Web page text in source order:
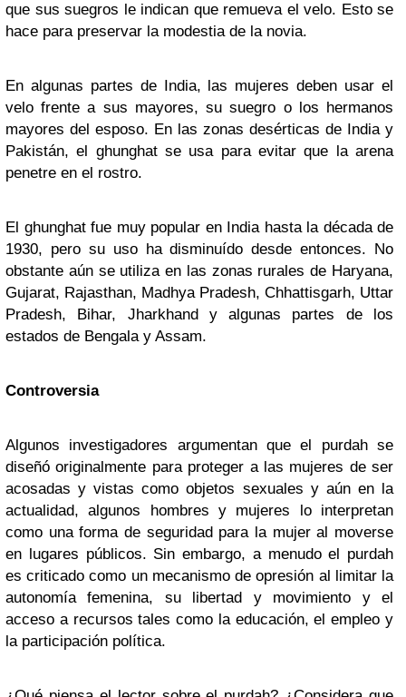
que sus suegros le indican que remueva el velo. Esto se
hace para preservar la modestia de la novia.
En algunas partes de India, las mujeres deben usar el
velo frente a sus mayores, su suegro o los hermanos
mayores del esposo. En las zonas desérticas de India y
Pakistán, el ghunghat se usa para evitar que la arena
penetre en el rostro.
El ghunghat fue muy popular en India hasta la década de
1930, pero su uso ha disminuído desde entonces. No
obstante aún se utiliza en las zonas rurales de Haryana,
Gujarat, Rajasthan, Madhya Pradesh, Chhattisgarh, Uttar
Pradesh, Bihar, Jharkhand y algunas partes de los
estados de Bengala y Assam.
Controversia
Algunos investigadores argumentan que el purdah se
diseñó originalmente para proteger a las mujeres de ser
acosadas y vistas como objetos sexuales y aún en la
actualidad, algunos hombres y mujeres lo interpretan
como una forma de seguridad para la mujer al moverse
en lugares públicos. Sin embargo, a menudo el purdah
es criticado como un mecanismo de opresión al limitar la
autonomía femenina, su libertad y movimiento y el
acceso a recursos tales como la educación, el empleo y
la participación política.